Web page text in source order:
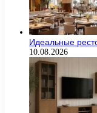
Идеальные
10.08.2026